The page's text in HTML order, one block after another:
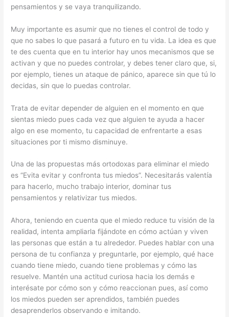
pensamientos y se vaya tranquilizando.
Muy importante es asumir que no tienes el control de todo y
que no sabes lo que pasará a futuro en tu vida. La idea es que
te des cuenta que en tu interior hay unos mecanismos que se
activan y que no puedes controlar, y debes tener claro que, si,
por ejemplo, tienes un ataque de pánico, aparece sin que tú lo
decidas, sin que lo puedas controlar.
Trata de evitar depender de alguien en el momento en que
sientas miedo pues cada vez que alguien te ayuda a hacer
algo en ese momento, tu capacidad de enfrentarte a esas
situaciones por ti mismo disminuye.
Una de las propuestas más ortodoxas para eliminar el miedo
es “Evita evitar y confronta tus miedos”. Necesitarás valentía
para hacerlo, mucho trabajo interior, dominar tus
pensamientos y relativizar tus miedos.
Ahora, teniendo en cuenta que el miedo reduce tu visión de la
realidad, intenta ampliarla fijándote en cómo actúan y viven
las personas que están a tu alrededor. Puedes hablar con una
persona de tu confianza y preguntarle, por ejemplo, qué hace
cuando tiene miedo, cuando tiene problemas y cómo las
resuelve. Mantén una actitud curiosa hacia los demás e
interésate por cómo son y cómo reaccionan pues, así como
los miedos pueden ser aprendidos, también puedes
desaprenderlos observando e imitando.